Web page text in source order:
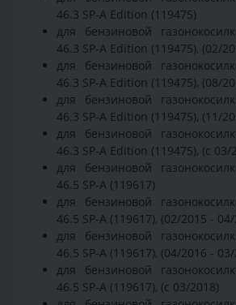
46.3 SP-A Edition (119475)
для бензиновой
46.3 SP-A Edition (119475), (02/
для бензиновой
46.3 SP-A Edition (119475), (08/
для бензиновой
46.3 SP-A Edition (119475), (11/
для бензиновой
46.3 SP-A Edition (119475), (с 03/
для бензиновой
46.5 SP-A (119617)
для бензиновой
46.5 SP-A (119617), (02/2015 -
для бензиновой
46.5 SP-A (119617), (04/2016 -
для бензиновой
46.5 SP-A (119617), (с 03/2018)